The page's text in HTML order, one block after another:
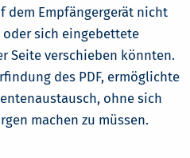
dem Empfängergerät nicht
sich eingebettete
Seite verschieben könnten.
des PDF, ermöglichte
ohne sich
machen zu müssen.